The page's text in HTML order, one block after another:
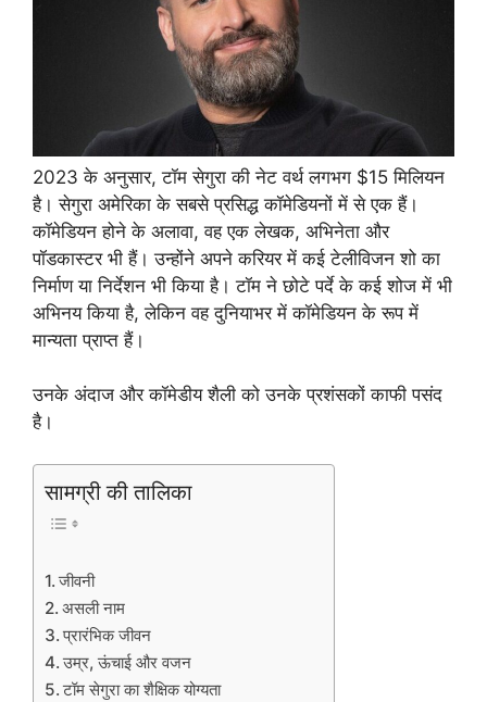
2023 के अनुसार, टॉम सेगुरा की नेट वर्थ लगभग $15 मिलियन
है। सेगुरा अमेरिका के सबसे प्रसिद्ध कॉमेडियनों में से एक हैं।
कॉमेडियन होने के अलावा, वह एक लेखक, अभिनेता और
पॉडकास्टर भी हैं। उन्होंने अपने करियर में कई टेलीविजन शो का
निर्माण या निर्देशन भी किया है। टॉम ने छोटे पर्दे के कई शोज में भी
अभिनय किया है, लेकिन वह दुनियाभर में कॉमेडियन के रूप में
मान्यता प्राप्त हैं।
उनके अंदाज और कॉमेडीय शैली को उनके प्रशंसकों काफी पसंद
है।
सामग्री की तालिका
जीवनी
असली नाम
प्रारंभिक जीवन
उम्र, ऊंचाई और वजन
टॉम सेगुरा का शैक्षिक योग्यता